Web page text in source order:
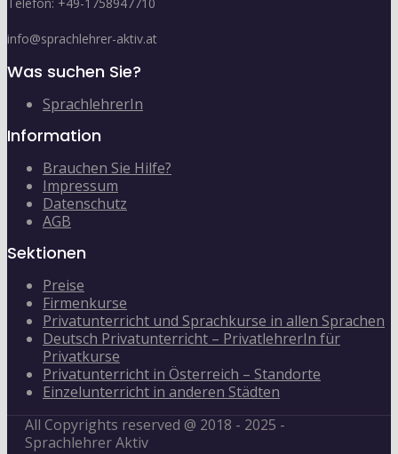
info@sprachlehrer-aktiv.at
Was suchen Sie?
SprachlehrerIn
Information
Brauchen Sie Hilfe?
Impressum
Datenschutz
AGB
Sektionen
Preise
Firmenkurse
Privatunterricht und Sprachkurse in allen Sprachen
Deutsch Privatunterricht – PrivatlehrerIn für
Privatkurse
Privatunterricht in Österreich – Standorte
Einzelunterricht in anderen Städten
All Copyrights reserved @ 2018 - 2025 -
Sprachlehrer Aktiv